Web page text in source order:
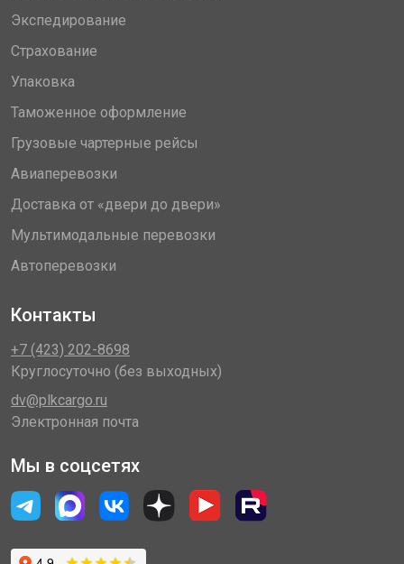
Экспедирование
Страхование
Упаковка
Таможенное оформление
Грузовые чартерные рейсы
Авиаперевозки
Доставка от «двери до двери»
Мультимодальные перевозки
Автоперевозки
Контакты
+7 (423) 202-8698
Круглосуточно (без выходных)
dv@plkcargo.ru
Электронная почта
Мы в соцсетях